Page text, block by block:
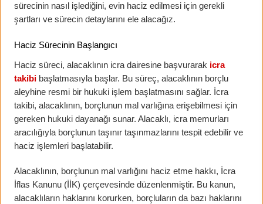
sürecinin nasıl işlediğini, evin haciz edilmesi için gerekli
şartları ve sürecin detaylarını ele alacağız.
Haciz Sürecinin Başlangıcı
Haciz süreci, alacaklının icra dairesine başvurarak icra
takibi başlatmasıyla başlar. Bu süreç, alacaklının borçlu
aleyhine resmi bir hukuki işlem başlatmasını sağlar. İcra
takibi, alacaklının, borçlunun mal varlığına erişebilmesi için
gereken hukuki dayanağı sunar. Alacaklı, icra memurları
aracılığıyla borçlunun taşınır taşınmazlarını tespit edebilir ve
haciz işlemleri başlatabilir.
Alacaklının, borçlunun mal varlığını haciz etme hakkı, İcra
İflas Kanunu (İİK) çerçevesinde düzenlenmiştir. Bu kanun,
alacaklıların haklarını korurken, borçluların da bazı haklarını